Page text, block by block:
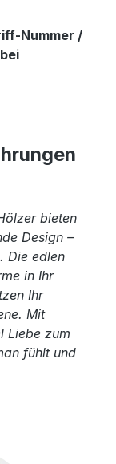
Nummer /
bieten
Design –
Die edlen
in Ihr
Ihr
Mit
Liebe zum
fühlt und